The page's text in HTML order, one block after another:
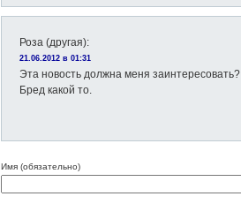
Роза (другая):
21.06.2012 в 01:31
Эта новость должна меня заинтересовать?
Бред какой то.
Имя (обязательно)